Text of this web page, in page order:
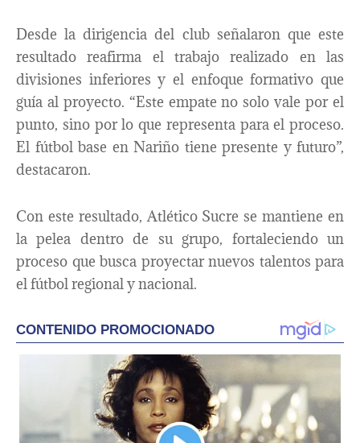
Desde la dirigencia del club señalaron que este
resultado reafirma el trabajo realizado en las
divisiones inferiores y el enfoque formativo que
guía al proyecto. “Este empate no solo vale por el
punto, sino por lo que representa para el proceso.
El fútbol base en Nariño tiene presente y futuro”,
destacaron.
Con este resultado, Atlético Sucre se mantiene en
la pelea dentro de su grupo, fortaleciendo un
proceso que busca proyectar nuevos talentos para
el fútbol regional y nacional.